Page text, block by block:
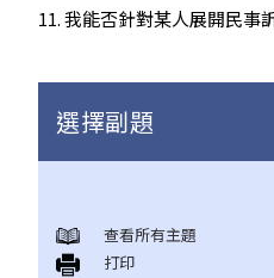
11. 我能否針對某人展開民事
選擇副題
展開民事訴訟前應當考慮的事項
1. 我可以不提出訴訟而解決糾紛
查看所有主題
打印